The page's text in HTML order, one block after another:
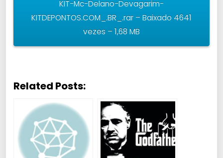
KIT-Mc-Delano-Devagarim-
KITDEPONTOS.COM_.BR_.rar – Baixado 4641
vezes – 1,68 MB
Related Posts: